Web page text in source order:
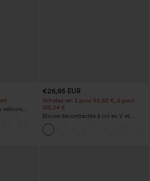
velours
avant
€26,95 EUR
Achetez-en 3 pour 52,62 €, 6 pour
105,24 €
Blouse décontractée à col en V et
manches courtes bouffantes